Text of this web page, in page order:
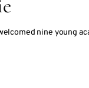
nine young